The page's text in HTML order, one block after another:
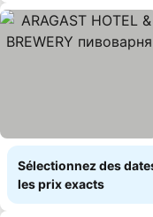
Sélectionnez des
les prix exacts